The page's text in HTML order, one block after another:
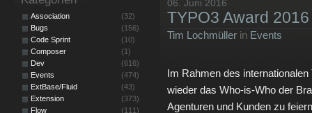
06. Juni 2016
TYPO3 Award
Tim Lochmüller in Events
Im Rahmen des
wieder das Who-is-Who der
Agenturen und Kunden zu
Association
(32)
Bugs
(156)
Code Sprint
(10)
Composer
(1)
Dev
(616)
Events
(474)
ExtBase/Fluid
(43)
Extension
(373)
Flow
(111)